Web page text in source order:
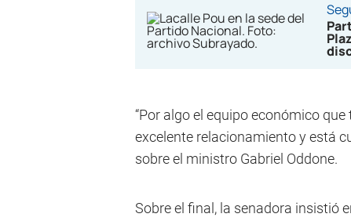
“Por algo el equipo económico
excelente relacionamiento y está
sobre el ministro Gabriel Oddone.
Sobre el final, la senadora insistió